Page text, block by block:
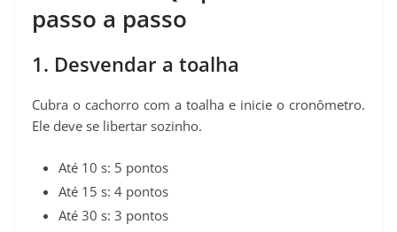
passo a passo
1. Desvendar a toalha
Cubra o cachorro com a toalha e inicie o cronômetro.
Ele deve se libertar sozinho.
Até 10 s: 5 pontos
Até 15 s: 4 pontos
Até 30 s: 3 pontos